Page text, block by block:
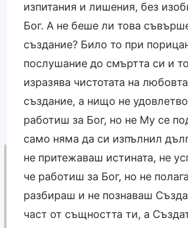
изпитания и лишения, без
Бог. А не беше ли това
създание? Било то при
послушание до смъртта си и
изразява чистотата на
създание, а нищо не
работиш за Бог, но не Му се
само няма да си изпълнил
не притежаваш истината, не
че работиш за Бог, но не
разбираш и не познаваш
част от същността ти, а